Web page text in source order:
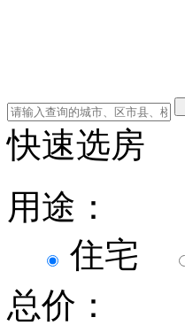
快速选房
用途：
住宅
总价：